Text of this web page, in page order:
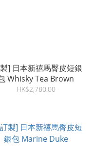
] 日本新禧馬臀皮短銀
Whisky Tea Brown
HK$2,780.00